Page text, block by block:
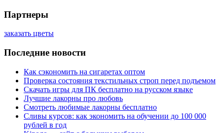
Партнеры
заказать цветы
Последние новости
Как сэкономить на сигаретах оптом
Проверка состояния текстильных строп перед подъемом
Скачать игры для ПК бесплатно на русском языке
Лучшие лакорны про любовь
Смотреть любимые лакорны бесплатно
Сливы курсов: как экономить на обучении до 100 000
рублей в год